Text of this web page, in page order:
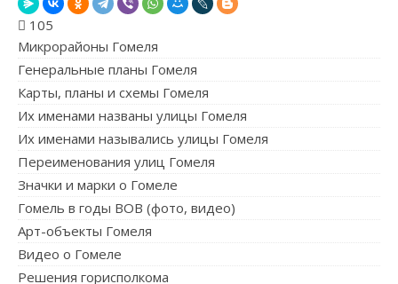
105
Микрорайоны Гомеля
Генеральные планы Гомеля
Карты, планы и схемы Гомеля
Их именами названы улицы Гомеля
Их именами назывались улицы Гомеля
Переименования улиц Гомеля
Значки и марки о Гомеле
Гомель в годы ВОВ (фото, видео)
Арт-объекты Гомеля
Видео о Гомеле
Решения горисполкома